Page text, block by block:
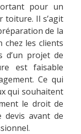
pour un
toiture. Il s’agit
de la
chez les clients
d’un projet de
est faisable
Ce qui
qui souhaitent
le droit de
devis avant de